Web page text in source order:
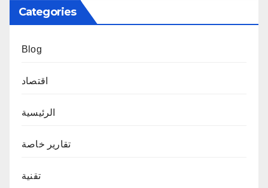
Categories
Blog
اقتصاد
الرئيسية
تقارير خاصة
تقنية